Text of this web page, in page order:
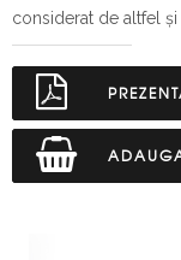
considerat de altfel și